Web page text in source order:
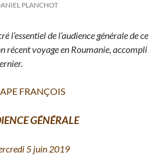
PLANCHOT
l’essentiel de l’audience générale de ce
récent voyage en Roumanie, accompli
FRANÇOIS
GÉNÉRALE
5 juin 2019